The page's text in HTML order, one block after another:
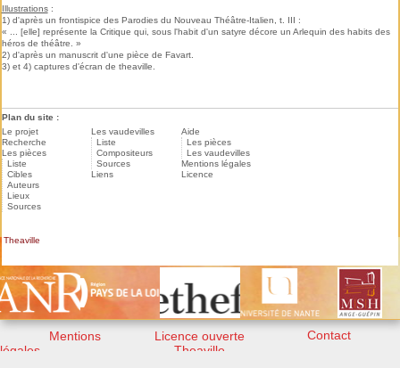
Illustrations:
1) d'après un frontispice des Parodies du Nouveau Théâtre-Italien, t. III :
« ... [elle] représente la Critique qui, sous l'habit d'un satyre décore un Arlequin des habits des
héros de théâtre. »
2) d'après un manuscrit d'une pièce de Favart.
3) et 4) captures d'écran de theaville.
Plan du site :
Le projet
Recherche
Les pièces
Liste
Cibles
Auteurs
Lieux
Sources
Les vaudevilles
Liste
Compositeurs
Sources
Liens
Aide
Les pièces
Les vaudevilles
Mentions légales
Licence
Theaville
Mentions
légales
Licence ouverte
Theaville
Contact